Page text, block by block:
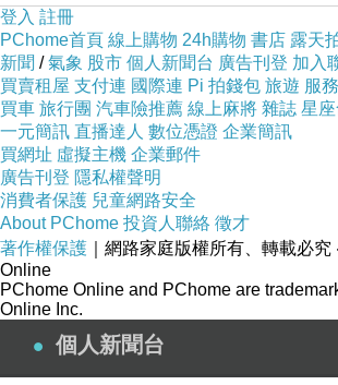
登入 註冊
PChome首頁 線上購物 24h購物 書店 露天
新聞 /氣象 股市 個人新聞台 廣告刊登 加入
買賣租屋 支付連 國際連 Pi 拍錢包 旅遊 服
買車 旅行團 汽車險推薦 線上麻將 雜誌 星
一元簡訊 直播達人 數位憑證 企業簡訊
買網址 虛擬主機 企業郵件
廣告刊登 隱私權聲明
消費者保護 兒童網路安全
About PChome 投資人聯絡 徵才
著作權保護 ｜網路家庭版權所有、轉載必究
Online
PChome Online and PChome are
Online Inc.
個人新聞台